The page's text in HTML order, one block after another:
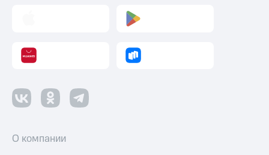
товары
О компании